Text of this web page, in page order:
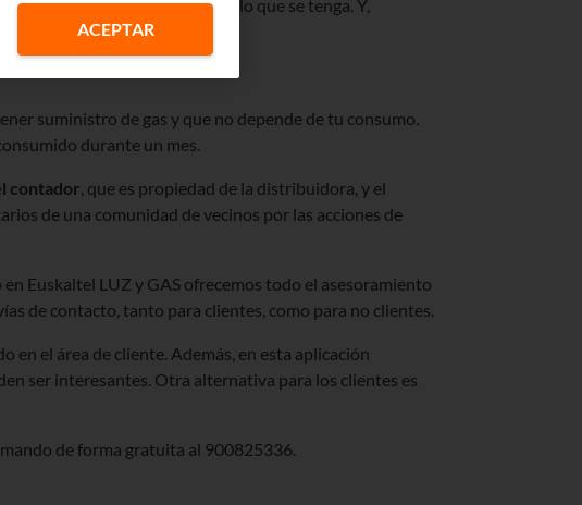
y depende del modelo que se tenga. Y,
suministro de gas y que no depende de tu consumo.
durante un mes.
contador, que es propiedad de la distribuidora, y el
de una comunidad de vecinos por las acciones de
Euskaltel LUZ y GAS ofrecemos todo el asesoramiento
de contacto, tanto para clientes, como para no clientes.
en el área de cliente. Además, en esta aplicación
ser interesantes. Otra alternativa para los clientes es
de forma gratuita al 900825336.
ACEPTAR